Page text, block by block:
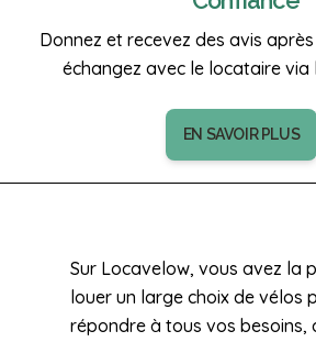
Donnez et recevez des avis
échangez avec le locataire via
EN SAVOIR PLUS
Sur Locavelow, vous avez la
louer un large choix de vélos
répondre à tous vos besoins,